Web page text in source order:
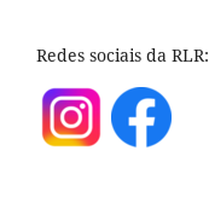
Redes sociais da RLR: